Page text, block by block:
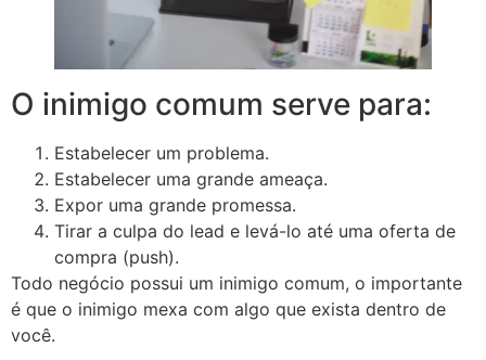
O inimigo comum serve para:
Estabelecer um problema.
Estabelecer uma grande ameaça.
Expor uma grande promessa.
Tirar a culpa do lead e levá-lo até uma oferta de
compra (push).
Todo negócio possui um inimigo comum, o importante
é que o inimigo mexa com algo que exista dentro de
você.